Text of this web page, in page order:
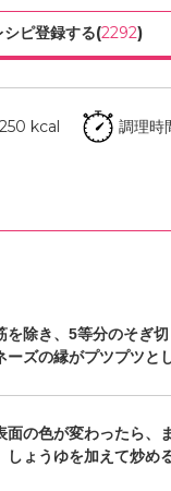
シピ登録する(2292)
kcal 調理時
を除き、5等分のそぎ
ーズの縁がプツプツと
面の色が変わったら、
しょうゆを加えて炒める